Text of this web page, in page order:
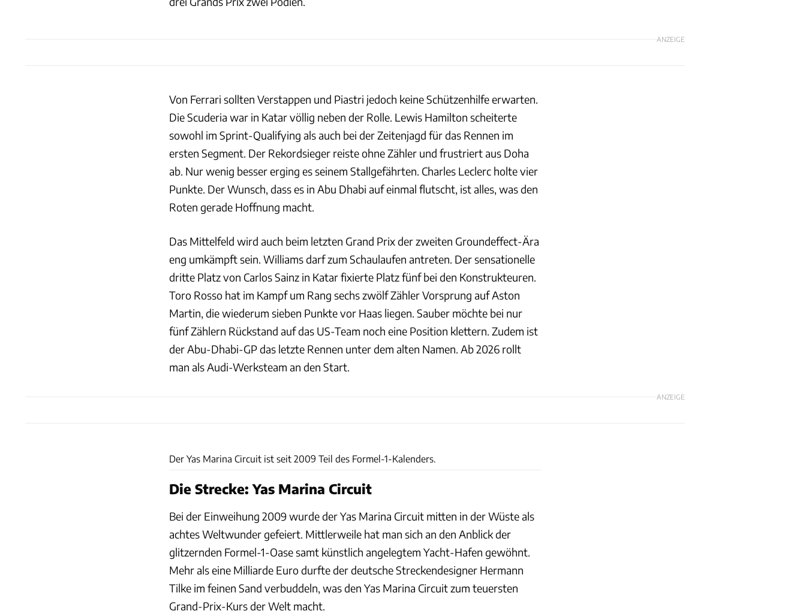
ANZEIGE
Von Ferrari sollten Verstappen und Piastri jedoch keine Schützenhilfe erwarten.
Die Scuderia war in Katar völlig neben der Rolle. Lewis Hamilton scheiterte
sowohl im Sprint-Qualifying als auch bei der Zeitenjagd für das Rennen im
ersten Segment. Der Rekordsieger reiste ohne Zähler und frustriert aus Doha
ab. Nur wenig besser erging es seinem Stallgefährten. Charles Leclerc holte vier
Punkte. Der Wunsch, dass es in Abu Dhabi auf einmal flutscht, ist alles, was den
Roten gerade Hoffnung macht.
Das Mittelfeld wird auch beim letzten Grand Prix der zweiten Groundeffect-Ära
eng umkämpft sein. Williams darf zum Schaulaufen antreten. Der sensationelle
dritte Platz von Carlos Sainz in Katar fixierte Platz fünf bei den Konstrukteuren.
Toro Rosso hat im Kampf um Rang sechs zwölf Zähler Vorsprung auf Aston
Martin, die wiederum sieben Punkte vor Haas liegen. Sauber möchte bei nur
fünf Zählern Rückstand auf das US-Team noch eine Position klettern. Zudem ist
der Abu-Dhabi-GP das letzte Rennen unter dem alten Namen. Ab 2026 rollt
man als Audi-Werksteam an den Start.
ANZEIGE
Der Yas Marina Circuit ist seit 2009 Teil des Formel-1-Kalenders.
Die Strecke: Yas Marina Circuit
Bei der Einweihung 2009 wurde der Yas Marina Circuit mitten in der Wüste als
achtes Weltwunder gefeiert. Mittlerweile hat man sich an den Anblick der
glitzernden Formel-1-Oase samt künstlich angelegtem Yacht-Hafen gewöhnt.
Mehr als eine Milliarde Euro durfte der deutsche Streckendesigner Hermann
Tilke im feinen Sand verbuddeln, was den Yas Marina Circuit zum teuersten
Grand-Prix-Kurs der Welt macht.